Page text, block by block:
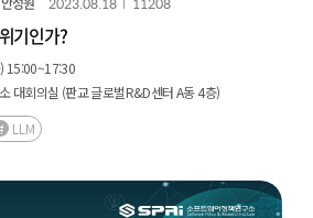
기인가?
15:00~17:30
대회의실 (판교 글로벌R&D센터 A동 4층)
LLM